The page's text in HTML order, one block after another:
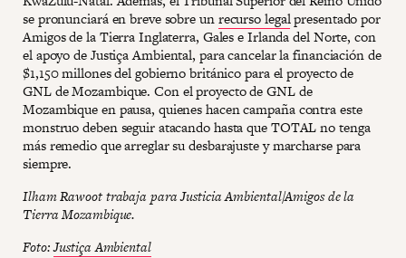
se pronunciará en breve sobre unrecurso legalpresentado por
Amigos de la Tierra Inglaterra, Gales e Irlanda del Norte, con
el apoyo de Justiça Ambiental, para cancelar la financiación de
$1,150 millones del gobierno británico para el proyecto de
GNL de Mozambique. Con el proyecto de GNL de
Mozambique en pausa, quienes hacen campaña contra este
monstruo deben seguir atacando hasta que TOTAL no tenga
más remedio que arreglar su desbarajuste y marcharse para
siempre.
Ilham Rawoot trabaja para Justicia Ambiental/Amigos de la
Tierra Mozambique.
Foto:Justiça Ambiental